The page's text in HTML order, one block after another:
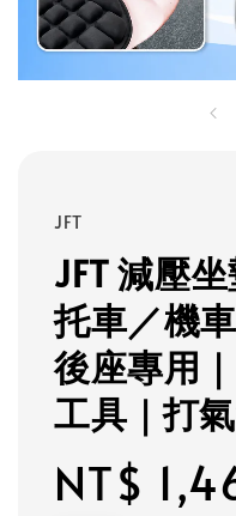
JFT
JFT 減壓
托車／機
後座專用
工具｜打
Sale
NT$